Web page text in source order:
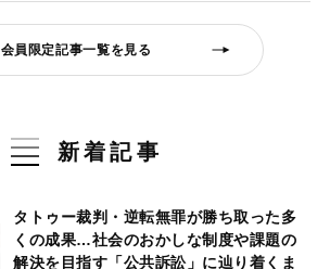
会員限定記事一覧を見る
新着記事
タトゥー裁判・逆転無罪が勝ち取った多
くの成果…社会のおかしな制度や課題の
解決を目指す「公共訴訟」に辿り着くま